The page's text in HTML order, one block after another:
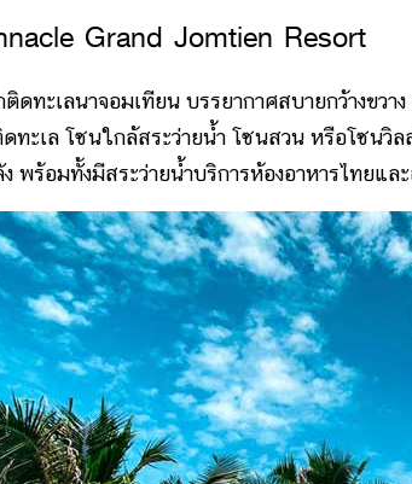
Grand Jomtien Resort
ลนาจอมเทียน บรรยากาศสบายกว้างขวาง
ทะเล โซนใกล้สระว่ายน้ำ โซนสวน หรือโซนวิ
พร้อมทั้งมีสระว่ายน้ำบริการห้องอาหารไทยแล